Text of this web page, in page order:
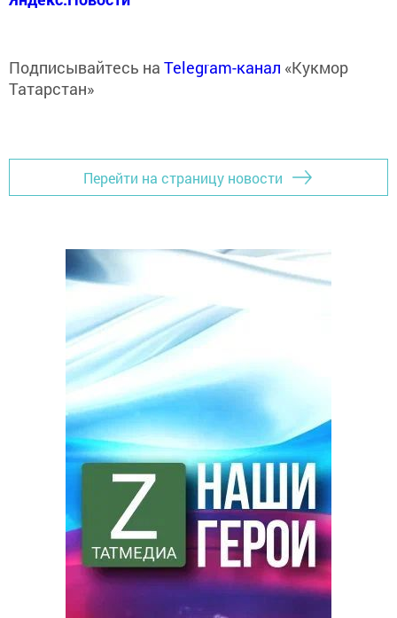
Подписывайтесь на Telegram-канал «Кукмор
Татарстан»
Перейти на страницу новости